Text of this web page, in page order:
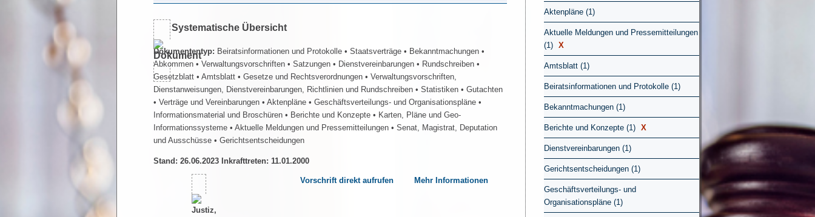
Systematische Übersicht
Dokumententyp: Beiratsinformationen und Protokolle • Staatsverträge • Bekanntmachungen •
Abkommen • Verwaltungsvorschriften • Satzungen • Dienstvereinbarungen • Rundschreiben •
Gesetzblatt • Amtsblatt • Gesetze und Rechtsverordnungen • Verwaltungsvorschriften,
Dienstanweisungen, Dienstvereinbarungen, Richtlinien und Rundschreiben • Statistiken • Gutachten
• Verträge und Vereinbarungen • Aktenpläne • Geschäftsverteilungs- und Organisationspläne •
Informationsmaterial und Broschüren • Berichte und Konzepte • Karten, Pläne und Geo-
Informationssysteme • Aktuelle Meldungen und Pressemitteilungen • Senat, Magistrat, Deputation
und Ausschüsse • Gerichtsentscheidungen
Stand: 26.06.2023 Inkrafttreten: 11.01.2000
Vorschrift direkt aufrufen Mehr Informationen
Aktenpläne (1)
Aktuelle Meldungen und Pressemitteilungen
(1) X
Amtsblatt (1)
Beiratsinformationen und Protokolle (1)
Bekanntmachungen (1)
Berichte und Konzepte (1) X
Dienstvereinbarungen (1)
Gerichtsentscheidungen (1)
Geschäftsverteilungs- und
Organisationspläne (1)